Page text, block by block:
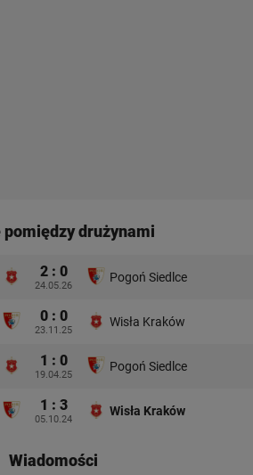
pomiędzy drużynami
2 : 0
24.05.26
Pogoń Siedlce
0 : 0
23.11.25
Wisła Kraków
1 : 0
19.04.25
Pogoń Siedlce
1 : 3
05.10.24
Wisła Kraków
Wiadomości